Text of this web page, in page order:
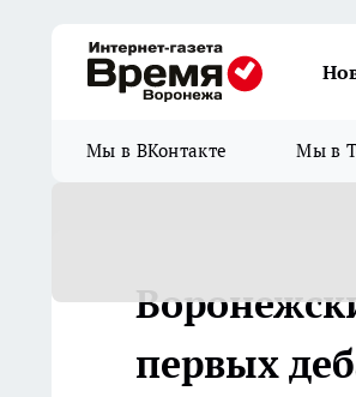
Мы в ВКонтакте Мы в
первых